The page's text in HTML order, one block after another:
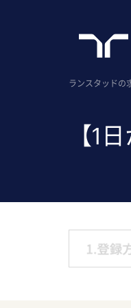
ランスタッドの
【1